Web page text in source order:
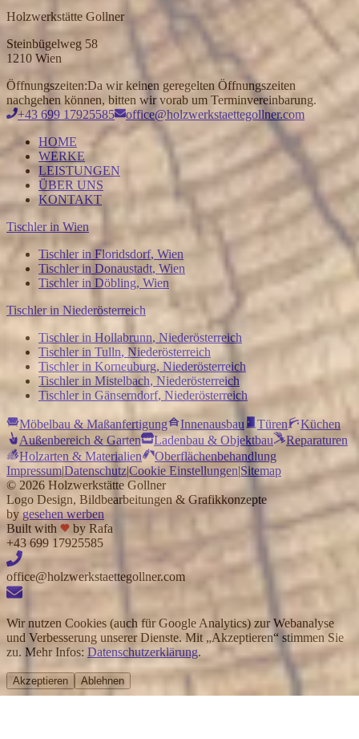
Holzwerkstätte Gollner
Steinbügelweg 58
1210 Wien
Öffnungszeiten:Da wir keinen geregelten Öffnungszeiten
nachgehen können, bitten wir vorab um Terminvereinbarung.
+43 699 17925585
office@holzwerkstaettegollner.com
HOME
WERKE
LEISTUNGEN
ÜBER UNS
KONTAKT
Tischler in Wien
Tischler in Floridsdorf, Wien
Tischler in Donaustadt, Wien
Tischler in Döbling, Wien
Tischler in Niederösterreich
Tischler in Hollabrunn, Niederösterreich
Tischler in Tulln, Niederösterreich
Tischler in Korneuburg, Niederösterreich
Tischler in Mistelbach, Niederösterreich
Tischler in Gänserndorf, Niederösterreich
Möbelbau & Maßanfertigung Innenausbau Türen
Küchen
Außenbereich & Garten
Ladenbau & Objektbau
Reparaturen
Holzarten & Materialien
Oberflächenbehandlung
Impressum|Datenschutz|Cookie Einstellungen|Sitemap
© 2026 Holzwerkstätte Gollner
Logo Design, Bildbearbeitungen & Grafikkonzepte
by gesehen werben
Built with
by Rafa
+43 699 17925585
office@holzwerkstaettegollner.com
Wir nutzen Cookies (auch für Google Analytics) zur Webanalyse
und Verbesserung unserer Dienste. Mit „Akzeptieren“ stimmen Sie
zu. Mehr Infos: Datenschutzerklärung.
Akzeptieren Ablehnen